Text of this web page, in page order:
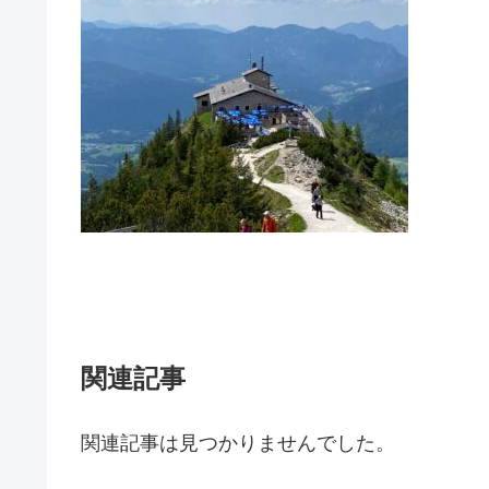
関連記事
関連記事は見つかりませんでした。